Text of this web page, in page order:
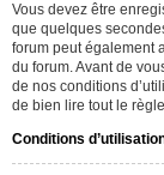
Vous devez être
que quelques
forum peut également
du forum. Avant de
de nos conditions
de bien lire tout le
Conditions